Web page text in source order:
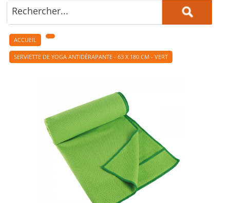
ACCUEIL
SERVIETTE DE YOGA ANTIDÉRAPANTE - 63 X 180 CM - VERT